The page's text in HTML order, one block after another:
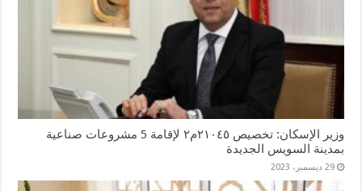
وزير الإسكان: تخصيص ٢١٠٤٥م٢ لإقامة 5 مشروعات صناعية
بمدينة السويس الجديدة
29 ديسمبر، 2023